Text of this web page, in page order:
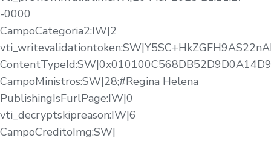
-0000
CampoCategoria2:IW|2
CampoMinistros:SW|28;#Regina Helena
PublishingIsFurlPage:IW|0
vti_decryptskipreason:IW|6
CampoCreditoImg:SW|